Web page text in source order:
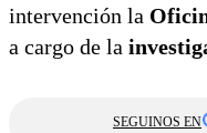
intervención la
a cargo de la
SEGUINOS EN